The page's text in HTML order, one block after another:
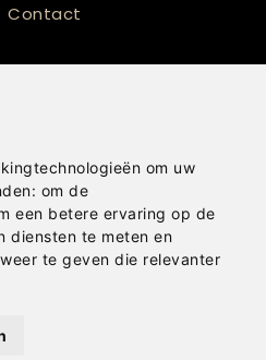
om uw
om de
een betere ervaring op de
diensten te meten en
te geven die relevanter
Contact